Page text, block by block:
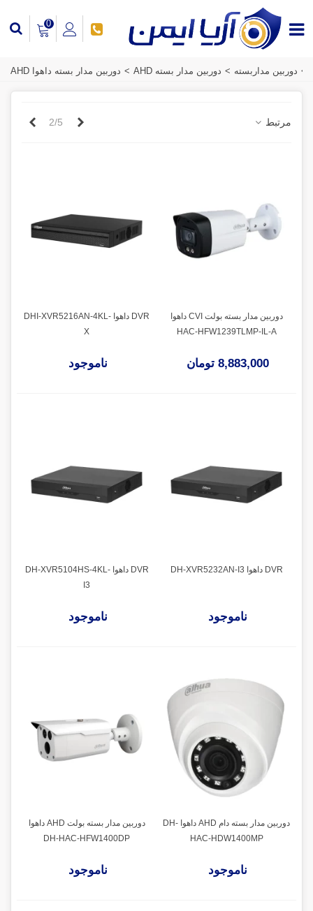
0
> دوربین مداربسته > دوربین مدار بسته AHD > دوربین مدار بسته داهوا AHD
مرتبط قبلی2/5
دوربین مدار بسته بولت CVI داهوا
HAC-HFW1239TLMP-IL-A
8,883,000 تومان
DVR داهوا DHI-XVR5216AN-4KL-
X
ناموجود
DVR داهوا DH-XVR5232AN-I3
ناموجود
DVR داهوا DH-XVR5104HS-4KL-
I3
ناموجود
دوربین مدار بسته دام AHD داهوا DH-
HAC-HDW1400MP
ناموجود
دوربین مدار بسته بولت AHD داهوا
DH-HAC-HFW1400DP
ناموجود